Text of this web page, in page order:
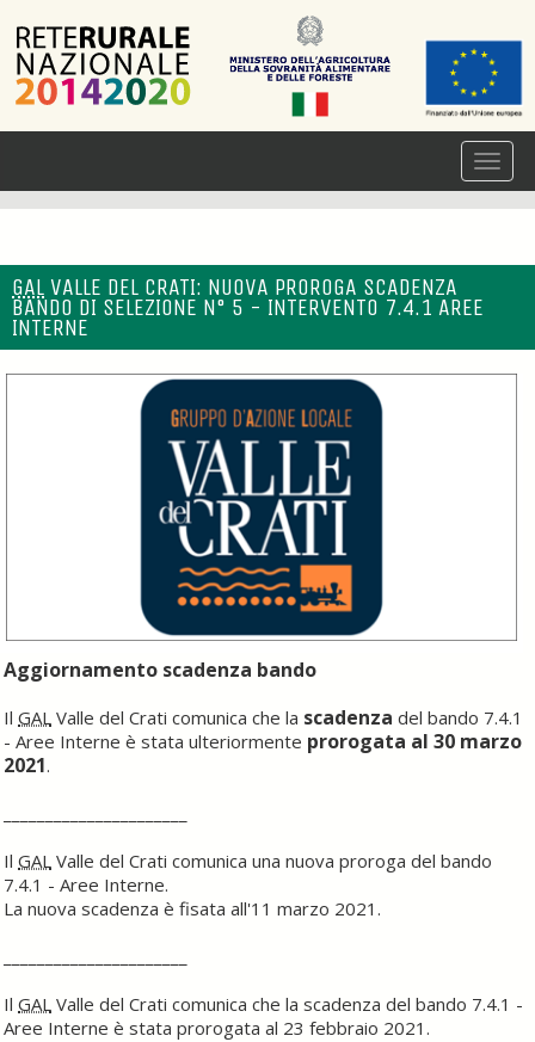
GAL VALLE DEL CRATI: NUOVA PROROGA SCADENZA
BANDO DI SELEZIONE N° 5 - INTERVENTO 7.4.1 AREE
INTERNE
Aggiornamento scadenza bando
Il GAL Valle del Crati comunica che la scadenza del bando 7.4.1
- Aree Interne è stata ulteriormente prorogata al 30 marzo
2021.
Il GAL Valle del Crati comunica una nuova proroga del bando
7.4.1 - Aree Interne.
La nuova scadenza è fisata all'11 marzo 2021.
Il GAL Valle del Crati comunica che la scadenza del bando 7.4.1 -
Aree Interne è stata prorogata al 23 febbraio 2021.